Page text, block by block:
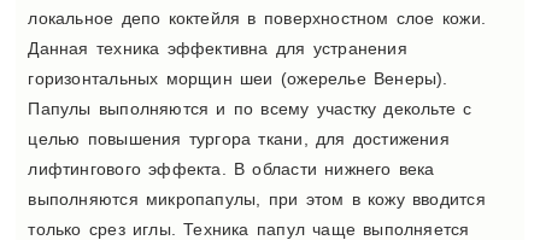
локальное депо коктейля в поверхностном слое кожи.
Данная техника эффективна для устранения
горизонтальных морщин шеи (ожерелье Венеры).
Папулы выполняются и по всему участку декольте с
целью повышения тургора ткани, для достижения
лифтингового эффекта. В области нижнего века
выполняются микропапулы, при этом в кожу вводится
только срез иглы. Техника папул чаще выполняется